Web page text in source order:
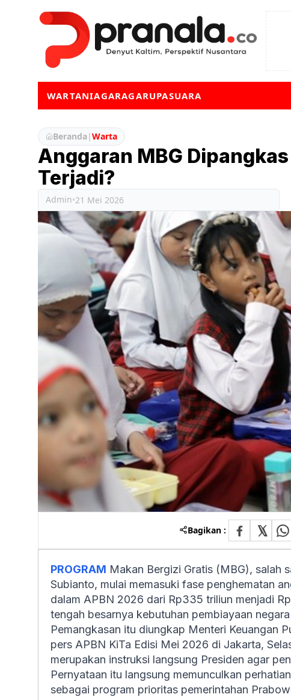
WARTANIAGARAGARUPASUARA
Beranda|Warta
Anggaran MBG
Terjadi?
Admin•21 Mei 2026
Bagikan :
PROGRAM Makan Bergizi Gratis (MBG), salah
Subianto, mulai memasuki fase penghematan
dalam APBN 2026 dari Rp335 triliun menjadi
tengah besarnya kebutuhan pembiayaan
Pemangkasan itu diungkap Menteri Keuangan
pers APBN KiTa Edisi Mei 2026 di Jakarta,
merupakan instruksi langsung Presiden agar
Pernyataan itu langsung memunculkan
sebagai program prioritas pemerintahan